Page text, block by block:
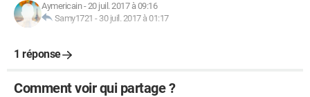
Aymericain-20 juil. 2017 à 09:16
Samy1721 - 30 juil. 2017 à 01:17
1 réponse
Comment voir qui partage ?